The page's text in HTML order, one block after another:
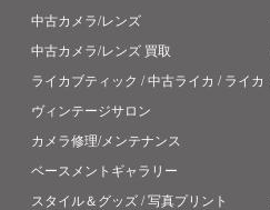
中古カメラ/レンズ
中古カメラ/レンズ 買取
ライカブティック / 中古ライカ / ライカ
ヴィンテージサロン
カメラ修理/メンテナンス
ベースメントギャラリー
スタイル＆グッズ / 写真プリント